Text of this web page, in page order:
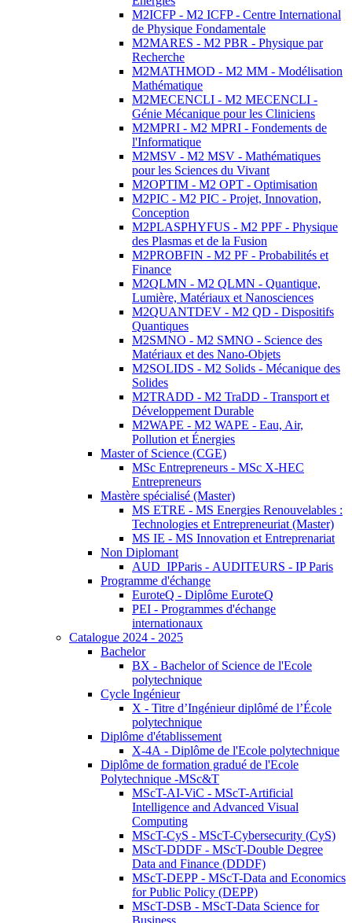
M2ICFP - M2 ICFP - Centre International
de Physique Fondamentale
M2MARES - M2 PBR - Physique par
Recherche
M2MATHMOD - M2 MM - Modélisation
Mathématique
M2MECENCLI - M2 MECENCLI -
Génie Mécanique pour les Cliniciens
M2MPRI - M2 MPRI - Fondements de
l'Informatique
M2MSV - M2 MSV - Mathématiques
pour les Sciences du Vivant
M2OPTIM - M2 OPT - Optimisation
M2PIC - M2 PIC - Projet, Innovation,
Conception
M2PLASPHYFUS - M2 PPF - Physique
des Plasmas et de la Fusion
M2PROBFIN - M2 PF - Probabilités et
Finance
M2QLMN - M2 QLMN - Quantique,
Lumière, Matériaux et Nanosciences
M2QUANTDEV - M2 QD - Dispositifs
Quantiques
M2SMNO - M2 SMNO - Science des
Matériaux et des Nano-Objets
M2SOLIDS - M2 Solids - Mécanique des
Solides
M2TRADD - M2 TraDD - Transport et
Développement Durable
M2WAPE - M2 WAPE - Eau, Air,
Pollution et Énergies
Master of Science (CGE)
MSc Entrepreneurs - MSc X-HEC
Entrepreneurs
Mastère spécialisé (Master)
MS ETRE - MS Energies Renouvelables :
Technologies et Entrepreneuriat (Master)
MS IE - MS Innovation et Entreprenariat
Non Diplomant
AUD_IPParis - AUDITEURS - IP Paris
Programme d'échange
EuroteQ - Diplôme EuroteQ
PEI - Programmes d'échange
internationaux
Catalogue 2024 - 2025
Bachelor
BX - Bachelor of Science de l'Ecole
polytechnique
Cycle Ingénieur
X - Titre d’Ingénieur diplômé de l’École
polytechnique
Diplôme d'établissement
X-4A - Diplôme de l'Ecole polytechnique
Diplôme de formation gradué de l'Ecole
Polytechnique -MSc&T
MScT-AI-ViC - MScT-Artificial
Intelligence and Advanced Visual
Computing
MScT-CyS - MScT-Cybersecurity (CyS)
MScT-DDDF - MScT-Double Degree
Data and Finance (DDDF)
MScT-DEPP - MScT-Data and Economics
for Public Policy (DEPP)
MScT-DSB - MScT-Data Science for
Business